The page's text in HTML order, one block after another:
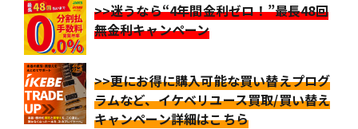
>>迷うなら“4年間金利ゼロ！”最長48回
無金利キャンペーン
>>更にお得に購入可能な買い替えプログ
ラムなど、イケベリユース買取/買い替え
キャンペーン詳細はこちら